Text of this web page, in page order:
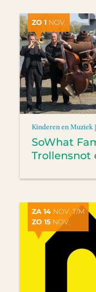
ZO 1 NOV.
Kinderen en Muziek |
SoWhat
Trollensnot
ZA 14 NOV. T/M
ZO 15 NOV.